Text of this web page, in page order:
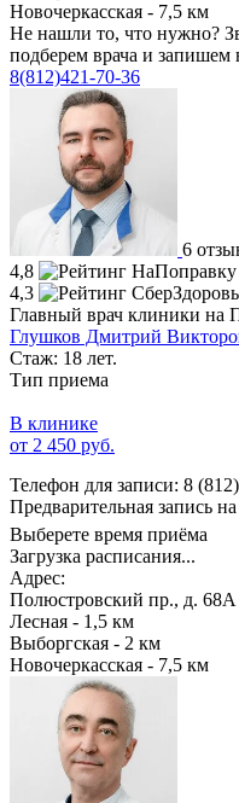
Новочеркасская - 7,5 км
Не нашли то, что нужно?
подберем врача и запишем
8(812)421-70-36
6
4,8
4,3
Главный врач клиники на
Глушков Дмитрий
Стаж: 18 лет.
Тип приема
В клинике
от 2 450 руб.
Телефон для записи: 8
Предварительная запись
Выберете время приёма
Загрузка расписания...
Адрес:
Полюстровский пр., д. 68А
Лесная - 1,5 км
Выборгская - 2 км
Новочеркасская - 7,5 км